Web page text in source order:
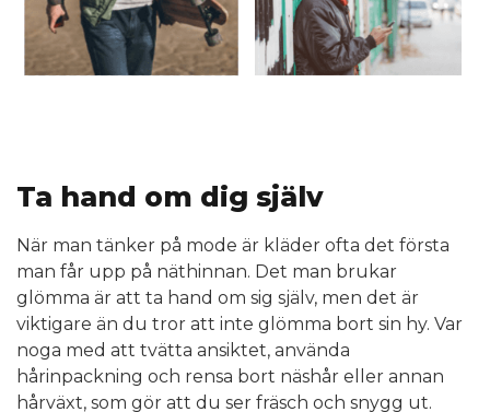
Ta hand om dig själv
När man tänker på mode är kläder ofta det första
man får upp på näthinnan. Det man brukar
glömma är att ta hand om sig själv, men det är
viktigare än du tror att inte glömma bort sin hy. Var
noga med att tvätta ansiktet, använda
hårinpackning och rensa bort näshår eller annan
hårväxt, som gör att du ser fräsch och snygg ut.